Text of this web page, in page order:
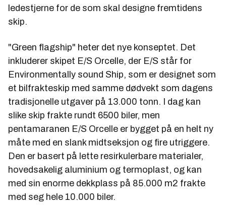
ledestjerne for de som skal designe fremtidens
skip.
"Green flagship" heter det nye konseptet. Det
inkluderer skipet E/S Orcelle, der E/S står for
Environmentally sound Ship, som er designet som
et bilfrakteskip med samme dødvekt som dagens
tradisjonelle utgaver på 13.000 tonn. I dag kan
slike skip frakte rundt 6500 biler, men
pentamaranen E/S Orcelle er bygget på en helt ny
måte med en slank midtseksjon og fire utriggere.
Den er basert på lette resirkulerbare materialer,
hovedsakelig aluminium og termoplast, og kan
med sin enorme dekkplass på 85.000 m2 frakte
med seg hele 10.000 biler.